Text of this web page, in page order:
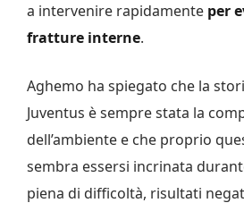
a intervenire rapidamente per
fratture interne.
Aghemo ha spiegato che la
Juventus è sempre stata la
dell’ambiente e che proprio
sembra essersi incrinata
piena di difficoltà, risultati